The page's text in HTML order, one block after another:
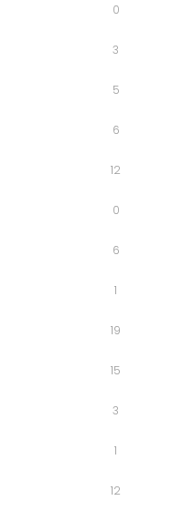
0
3
5
6
12
0
6
1
19
15
3
1
12